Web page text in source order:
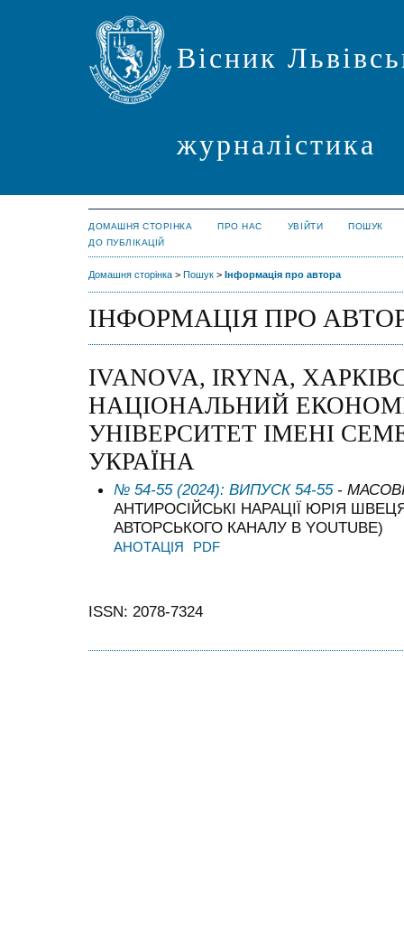
Вісник
журналістика
ДОМАШНЯ СТОРІНКА ПРО НАС УВІЙТИ
ПОШУК
ДО ПУБЛІКАЦІЙ
Домашня сторінка > Пошук > Інформація про автора
ІНФОРМАЦІЯ ПРО
IVANOVA, IRYNA,
НАЦІОНАЛЬНИЙ
УНІВЕРСИТЕТ ІМЕНІ
УКРАЇНА
№ 54-55 (2024): ВИПУСК 54-55-
АНТИРОСІЙСЬКІ НАРАЦІЇ ЮРІЯ
АВТОРСЬКОГО КАНАЛУ В YOUTUBE)
АНОТАЦІЯ PDF
ISSN: 2078-7324